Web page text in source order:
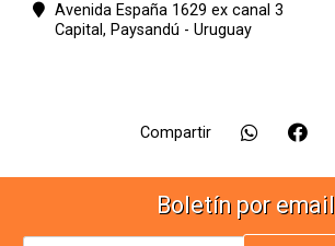
Avenida España 1629 ex canal 3
Capital, Paysandú - Uruguay
Compartir
Boletín por email